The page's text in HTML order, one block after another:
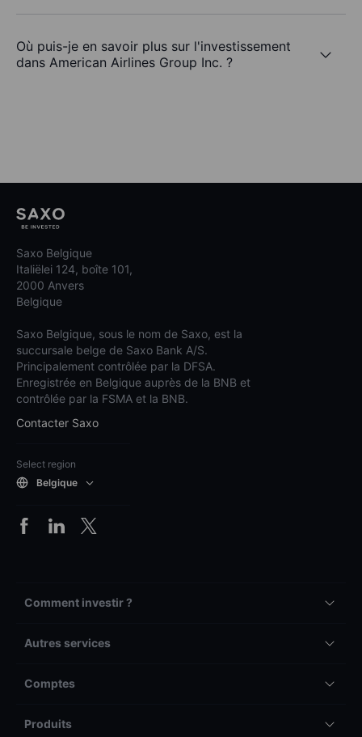
Où puis-je en savoir plus sur l'investissement
dans American Airlines Group Inc. ?
Saxo Belgique
Italiëlei 124, boîte 101,
2000 Anvers
Belgique
Saxo Belgique, sous le nom de Saxo, est la
succursale belge de Saxo Bank A/S.
Principalement contrôlée par la DFSA.
Enregistrée en Belgique auprès de la BNB et
contrôlée par la FSMA et la BNB.
Contacter Saxo
Select region
Belgique
Comment investir ?
Autres services
Comptes
Produits